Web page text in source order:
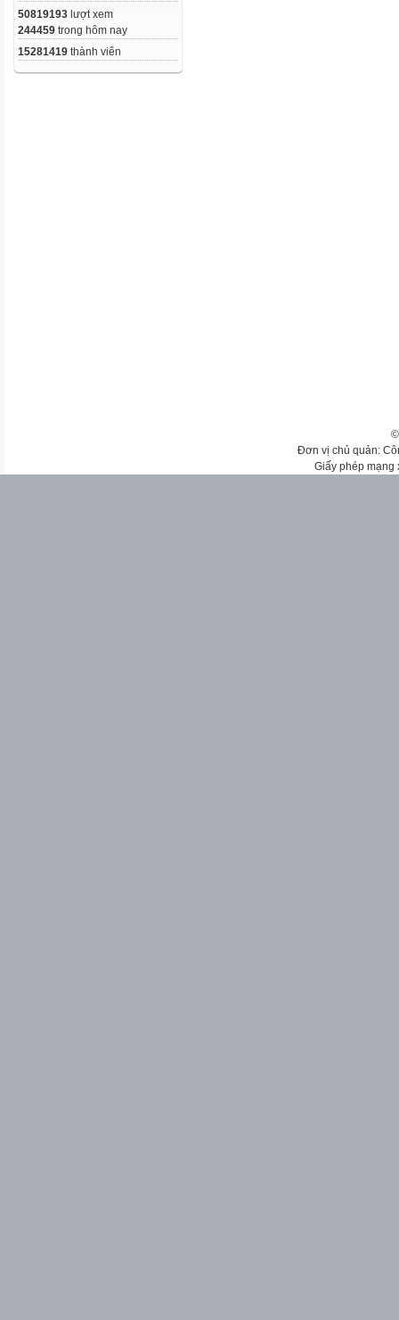
50819193 lượt xem
244459 trong hôm nay
15281419 thành viên
Đơn vị chủ quản:
Giấy phép mạng